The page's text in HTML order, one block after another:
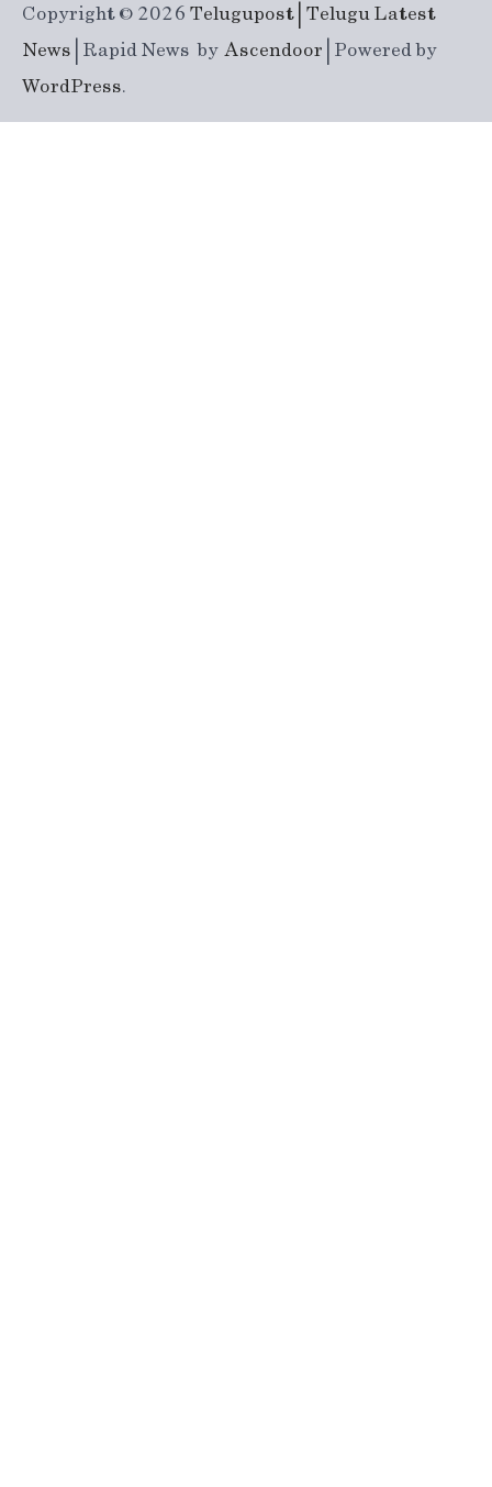
Copyright © 2026 Telugupost | Telugu Latest
News | Rapid News byAscendoor | Powered by
WordPress.